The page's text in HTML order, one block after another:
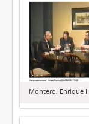
Montero, Enrique II